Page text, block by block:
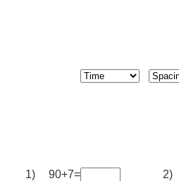
1) 90+7= 2)